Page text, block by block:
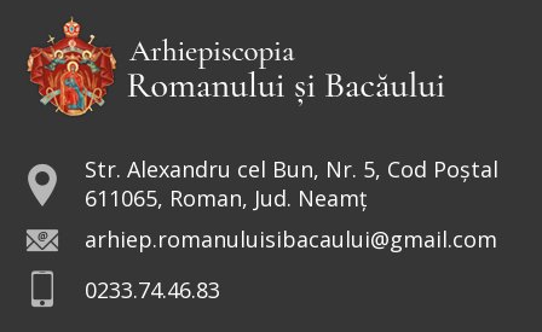
Ev. Matei 17, 24-27; 18, 1-4
Preia articolele Doxologia în site-ul tău!
Str. Alexandru cel Bun, Nr. 5, Cod Poștal
611065, Roman, Jud. Neamț
arhiep.romanuluisibacaului@gmail.com
0233.74.46.83